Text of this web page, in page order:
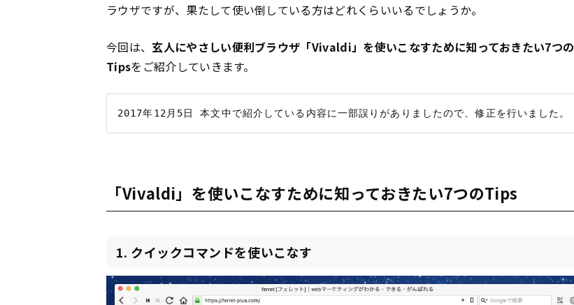
ラウザですが、果たして使い倒している方はどれくらいいるでしょうか。
今回は、玄人にやさしい便利ブラウザ「Vivaldi」を使いこなすために知っておきたい7つの
Tipsをご紹介していきます。
「Vivaldi」を使いこなすために知っておきたい7つのTips
1. クイックコマンドを使いこなす